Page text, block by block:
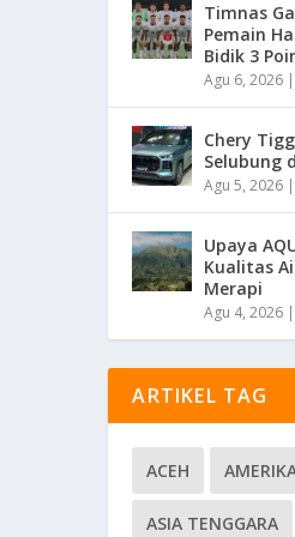
Timnas
Pemain
Bidik 3
Agu 6, 2026 |
Chery
Selubung
Agu 5, 2026 |
Upaya
Kualitas
Merapi
Agu 4, 2026 |
ARTIKEL TAG
ACEH
ASIA TENGGARA